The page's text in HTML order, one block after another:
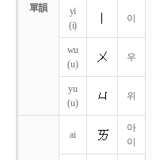
單韻
yi
(i)
이
wu
(u)
우
yu
(u)
위
ai
아
이